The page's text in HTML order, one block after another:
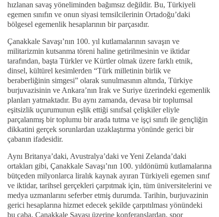
hızlanan savaş yöneliminden bağımsız değildir. Bu, Türkiyeli
egemen sınıfın ve onun siyasi temsilcilerinin Ortadoğu’daki
bölgesel egemenlik hesaplarının bir parçasıdır.
Çanakkale Savaşı’nın 100. yıl kutlamalarının savaşın ve
militarizmin kutsanma töreni haline getirilmesinin ve iktidar
tarafından, başta Türkler ve Kürtler olmak üzere farklı etnik,
dinsel, kültürel kesimlerden “Türk milletinin birlik ve
beraberliğinin simgesi” olarak sunulmasının altında, Türkiye
burjuvazisinin ve Ankara’nın Irak ve Suriye üzerindeki egemenlik
planları yatmaktadır. Bu aynı zamanda, devasa bir toplumsal
eşitsizlik uçurumunun eşlik ettiği sınıfsal çelişkiler eliyle
parçalanmış bir toplumu bir arada tutma ve işçi sınıfı ile gençliğin
dikkatini gerçek sorunlardan uzaklaştırma yönünde gerici bir
çabanın ifadesidir.
Aynı Britanya’daki, Avustralya’daki ve Yeni Zelanda’daki
ortakları gibi, Çanakkale Savaşı’nın 100. yıldönümü kutlamalarına
bütçeden milyonlarca liralık kaynak ayıran Türkiyeli egemen sınıf
ve iktidar, tarihsel gerçekleri çarpıtmak için, tüm üniversitelerini ve
medya uzmanlarını seferber etmiş durumda. Tarihin, burjuvazinin
gerici hesaplarına hizmet edecek şekilde çarpıtılması yönündeki
bu çaba, Çanakkale Savaşı üzerine konferanslardan, spor